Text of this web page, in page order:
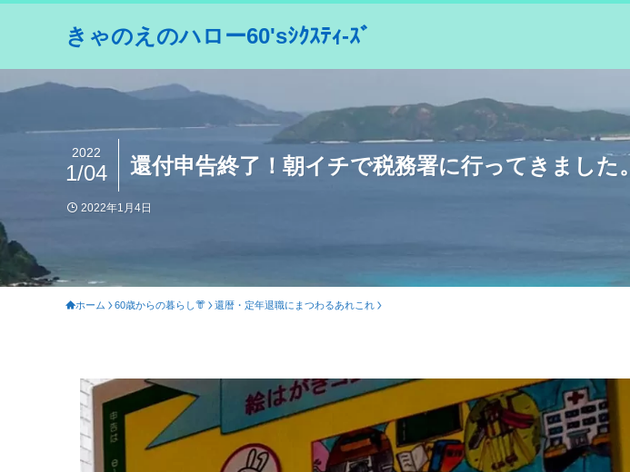
きゃのえのハロー60'sｼｸｽﾃｨ-ｽﾞ
還付申告終了！朝イチで税務署に行ってきました。
2022
1/04
2022年1月4日
ホーム 60歳からの暮らし👘 還暦・定年退職にまつわるあれこれ